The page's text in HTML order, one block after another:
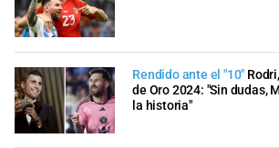
Rendido ante el "10"
de Oro 2024: "Sin dudas,
la historia"